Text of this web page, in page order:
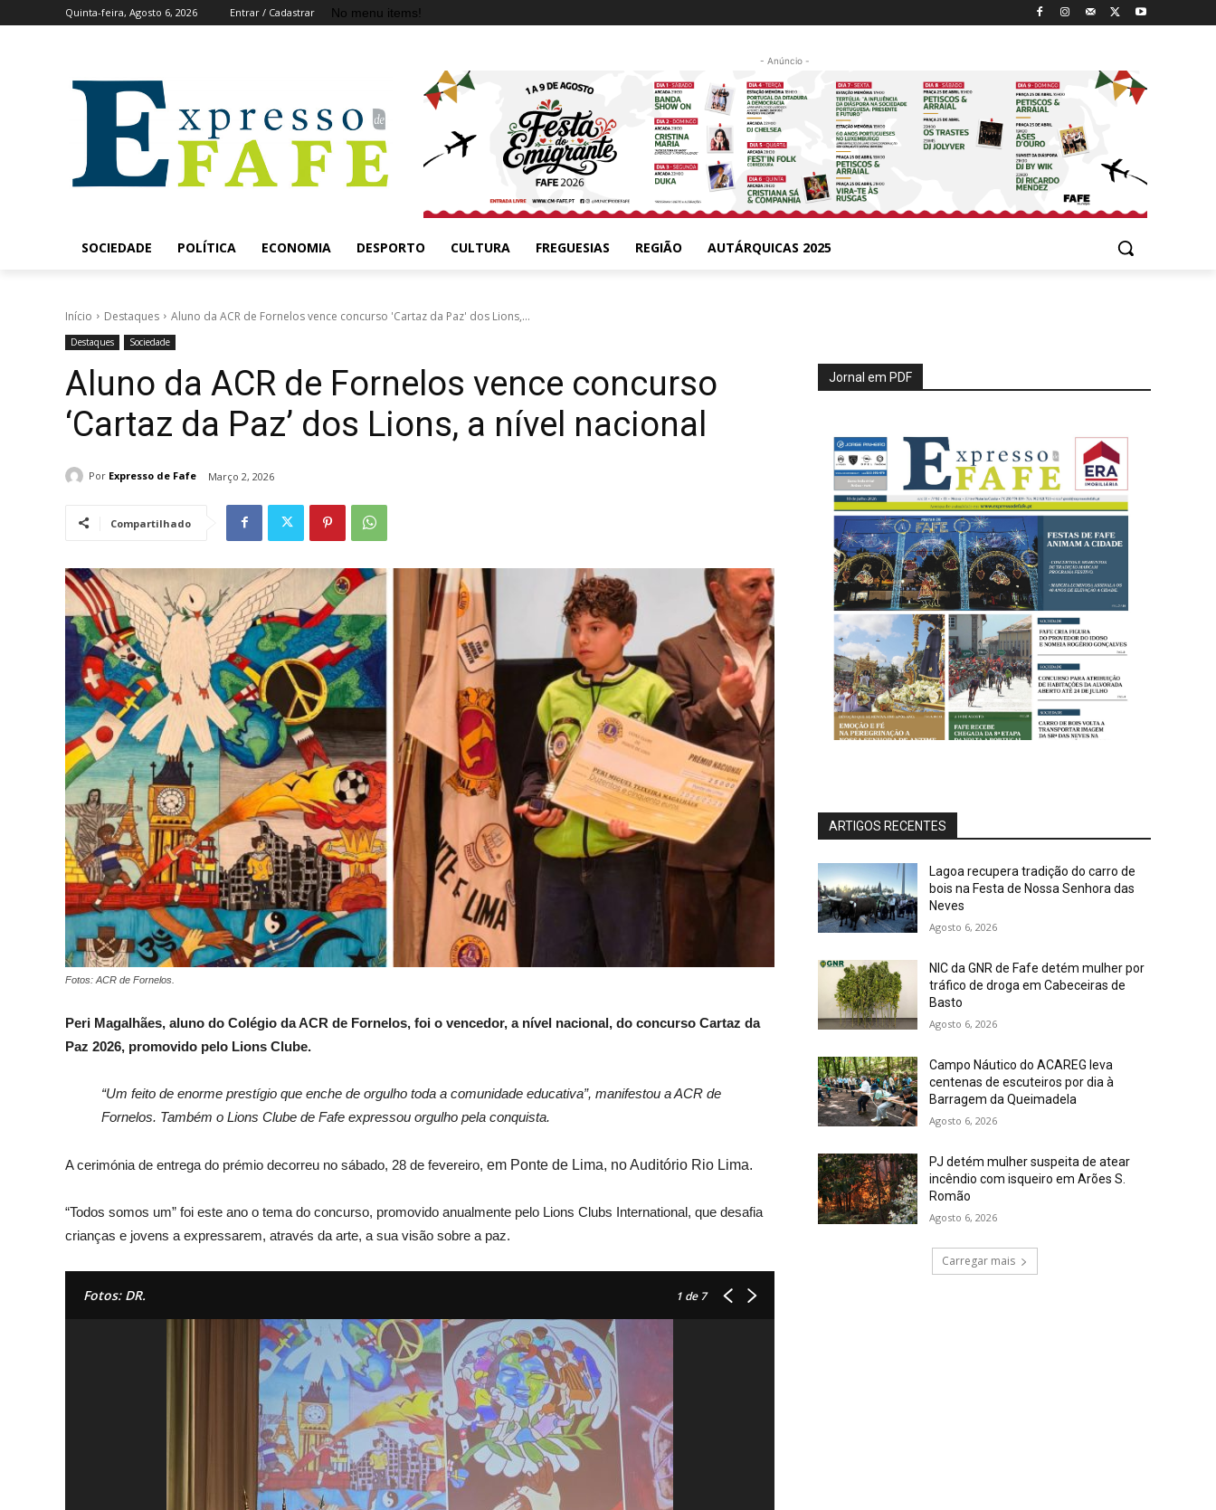
Quinta-feira, Agosto 6, 2026 Entrar / Cadastrar No menu items!
- Anúncio -
SOCIEDADE POLÍTICA ECONOMIA DESPORTO CULTURA FREGUESIAS REGIÃO AUTÁRQUICAS 2025
Início Destaques Aluno da ACR de Fornelos vence concurso 'Cartaz da Paz' dos Lions,...
Destaques Sociedade
Aluno da ACR de Fornelos vence concurso
‘Cartaz da Paz’ dos Lions, a nível nacional
Por Expresso de Fafe Março 2, 2026
Compartilhado
Fotos: ACR de Fornelos.
Peri Magalhães, aluno do Colégio da ACR de Fornelos, foi o vencedor, a nível nacional, do concurso Cartaz da
Paz 2026, promovido pelo Lions Clube.
“Um feito de enorme prestígio que enche de orgulho toda a comunidade educativa”, manifestou a ACR de
Fornelos. Também o Lions Clube de Fafe expressou orgulho pela conquista.
A cerimónia de entrega do prémio decorreu no sábado, 28 de fevereiro, em Ponte de Lima, no Auditório Rio Lima.
“Todos somos um” foi este ano o tema do concurso, promovido anualmente pelo Lions Clubs International, que desafia
crianças e jovens a expressarem, através da arte, a sua visão sobre a paz.
Fotos: DR. 1 de 7
Jornal em PDF
ARTIGOS RECENTES
Lagoa recupera tradição do carro de
bois na Festa de Nossa Senhora das
Neves
Agosto 6, 2026
NIC da GNR de Fafe detém mulher por
tráfico de droga em Cabeceiras de
Basto
Agosto 6, 2026
Campo Náutico do ACAREG leva
centenas de escuteiros por dia à
Barragem da Queimadela
Agosto 6, 2026
PJ detém mulher suspeita de atear
incêndio com isqueiro em Arões S.
Romão
Agosto 6, 2026
Carregar mais